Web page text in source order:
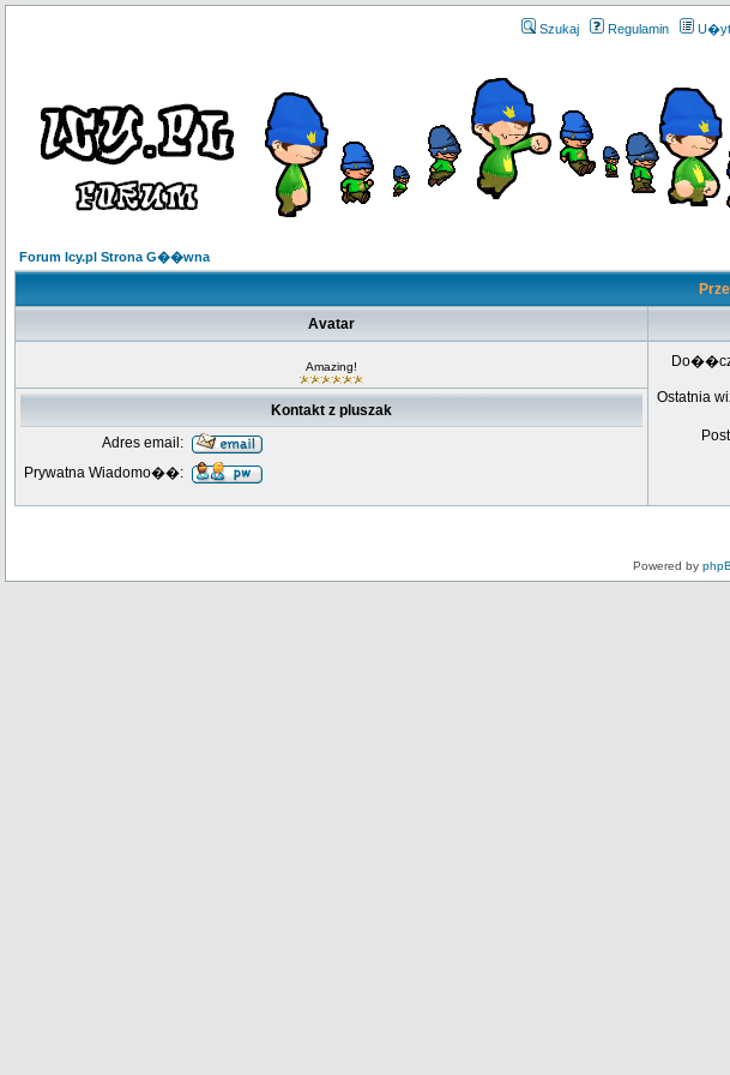
Szukaj Regulamin
Forum Icy.pl Strona G��wna
Avatar
Amazing!
Ostatnia
Kontakt z pluszak
Adres email:
Prywatna Wiadomo��:
Powered by